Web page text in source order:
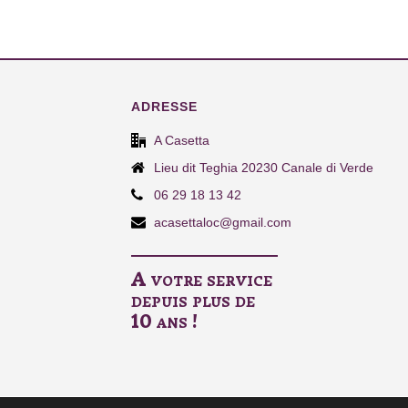
ADRESSE
A Casetta
Lieu dit Teghia 20230 Canale di Verde
06 29 18 13 42
acasettaloc@gmail.com
A votre service
depuis plus de
10 ans !